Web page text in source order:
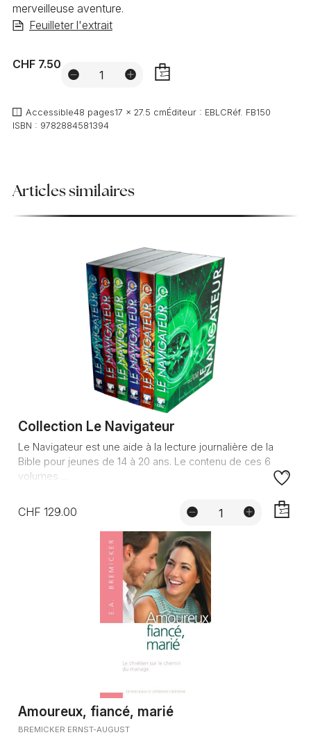
merveilleuse aventure.
Feuilleter l'extrait
CHF 7.50
Accessible48 pages17 x 27.5 cmÉditeur : EBLCRéf. FB150
ISBN : 9782884581394
Articles similaires
Collection Le Navigateur
Le Navigateur est une aide à la lecture journalière de la
Bible pour jeunes de 14 à 20 ans. Le contenu de ces 6
volumes ...
CHF 129.00
Amoureux, fiancé, marié
BREMICKER ERNST-AUGUST